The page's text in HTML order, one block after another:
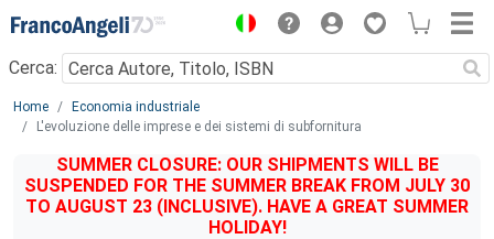
Menu
Cerca:
Main content
Home
Economia industriale
L'evoluzione delle imprese e dei sistemi di subfornitura
SUMMER CLOSURE: OUR SHIPMENTS WILL BE
SUSPENDED FOR THE SUMMER BREAK FROM JULY 30
TO AUGUST 23 (INCLUSIVE). HAVE A GREAT SUMMER
HOLIDAY!